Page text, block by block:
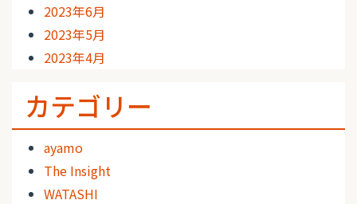
2023年6月
2023年5月
2023年4月
カテゴリー
ayamo
The Insight
WATASHI